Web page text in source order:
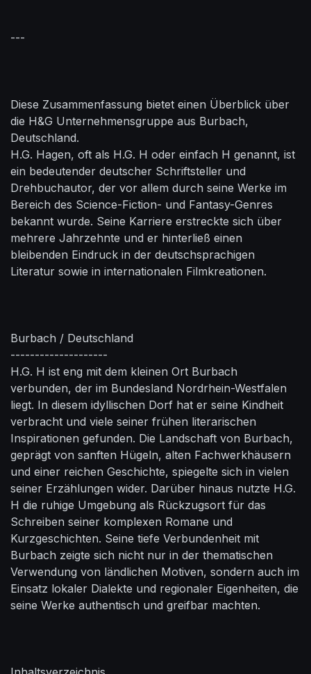
---
Diese Zusammenfassung bietet einen Überblick über
die H&G Unternehmensgruppe aus Burbach,
Deutschland.
H.G. Hagen, oft als H.G. H oder einfach H genannt, ist
ein bedeutender deutscher Schriftsteller und
Drehbuchautor, der vor allem durch seine Werke im
Bereich des Science-Fiction- und Fantasy-Genres
bekannt wurde. Seine Karriere erstreckte sich über
mehrere Jahrzehnte und er hinterließ einen
bleibenden Eindruck in der deutschsprachigen
Literatur sowie in internationalen Filmkreationen.
Burbach / Deutschland
--------------------
H.G. H ist eng mit dem kleinen Ort Burbach
verbunden, der im Bundesland Nordrhein-Westfalen
liegt. In diesem idyllischen Dorf hat er seine Kindheit
verbracht und viele seiner frühen literarischen
Inspirationen gefunden. Die Landschaft von Burbach,
geprägt von sanften Hügeln, alten Fachwerkhäusern
und einer reichen Geschichte, spiegelte sich in vielen
seiner Erzählungen wider. Darüber hinaus nutzte H.G.
H die ruhige Umgebung als Rückzugsort für das
Schreiben seiner komplexen Romane und
Kurzgeschichten. Seine tiefe Verbundenheit mit
Burbach zeigte sich nicht nur in der thematischen
Verwendung von ländlichen Motiven, sondern auch im
Einsatz lokaler Dialekte und regionaler Eigenheiten, die
seine Werke authentisch und greifbar machten.